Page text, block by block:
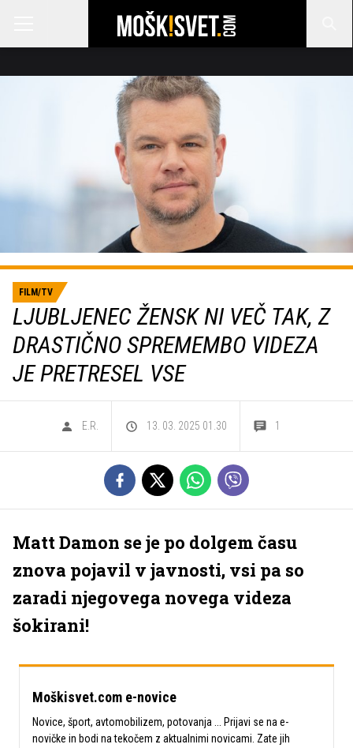
FILM/TV
LJUBLJENEC ŽENSK NI VEČ TAK, Z
DRASTIČNO SPREMEMBO VIDEZA
JE PRETRESEL VSE
E.R. 13. 03. 2025 01.30 1
Matt Damon se je po dolgem času
znova pojavil v javnosti, vsi pa so
zaradi njegovega novega videza
šokirani!
Moškisvet.com e-novice
Novice, šport, avtomobilizem, potovanja ... Prijavi se na e-
novičke in bodi na tekočem z aktualnimi novicami. Zate jih